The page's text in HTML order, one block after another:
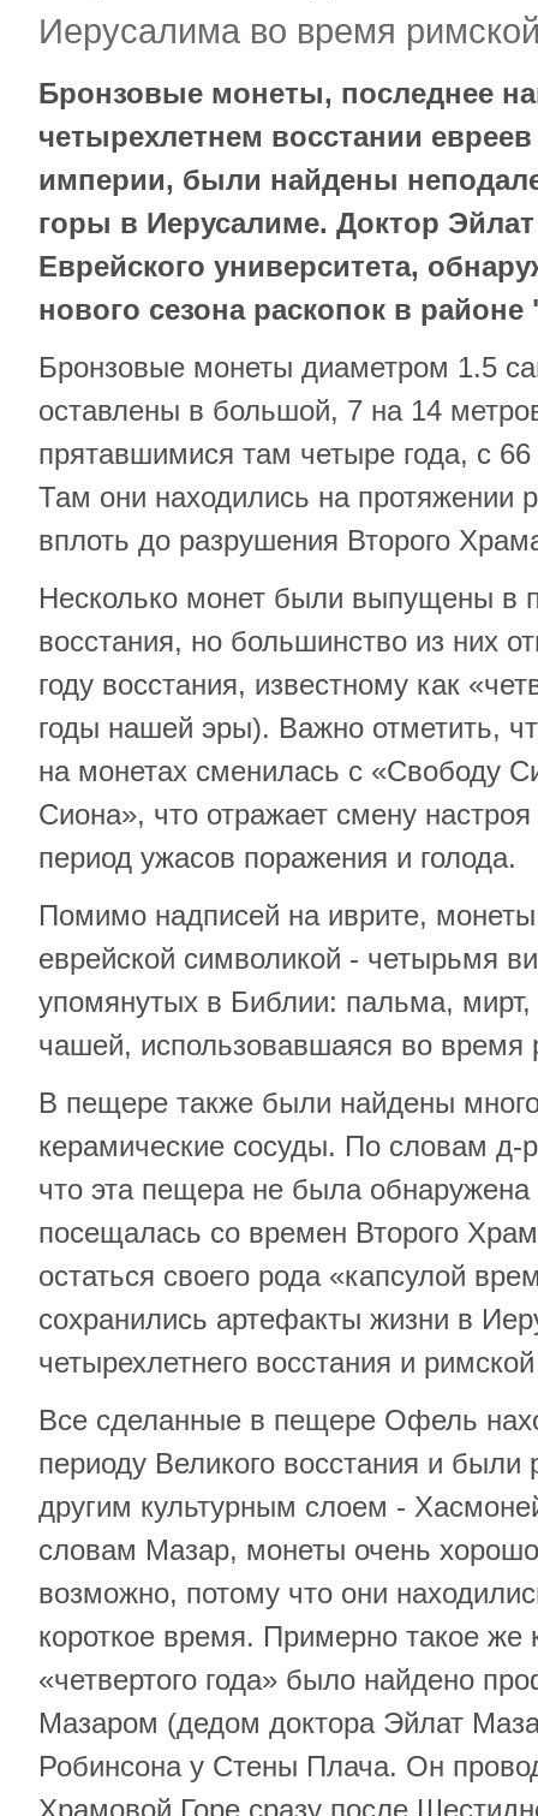
Иерусалима во время
​Бронзовые монеты, последнее
четырехлетнем восстании
империи, были найдены
горы в Иерусалиме. Доктор
Еврейского университета,
нового сезона раскопок в
Бронзовые монеты диаметром 1.5
оставлены в большой, 7 на 14
прятавшимися там четыре года, с
Там они находились на протяжении
вплоть до разрушения Второго
Несколько монет были выпущены в
восстания, но большинство из них
году восстания, известному как
годы нашей эры). Важно отметить,
на монетах сменилась с «Свободу
Сиона», что отражает смену настроя
период ужасов поражения и голода.
Помимо надписей на иврите,
еврейской символикой - четырьмя
упомянутых в Библии: пальма,
чашей, использовавшаяся во
В пещере также были найдены
керамические сосуды. По словам д-
что эта пещера не была
посещалась со времен Второго
остаться своего рода «капсулой
сохранились артефакты жизни в
четырехлетнего восстания и
Все сделанные в пещере Офель
периоду Великого восстания и
другим культурным слоем -
словам Мазар, монеты очень
возможно, потому что они
короткое время. Примерно такое же
«четвертого года» было найдено
Мазаром (дедом доктора Эйлат
Робинсона у Стены Плача. Он
Храмовой Горе сразу после